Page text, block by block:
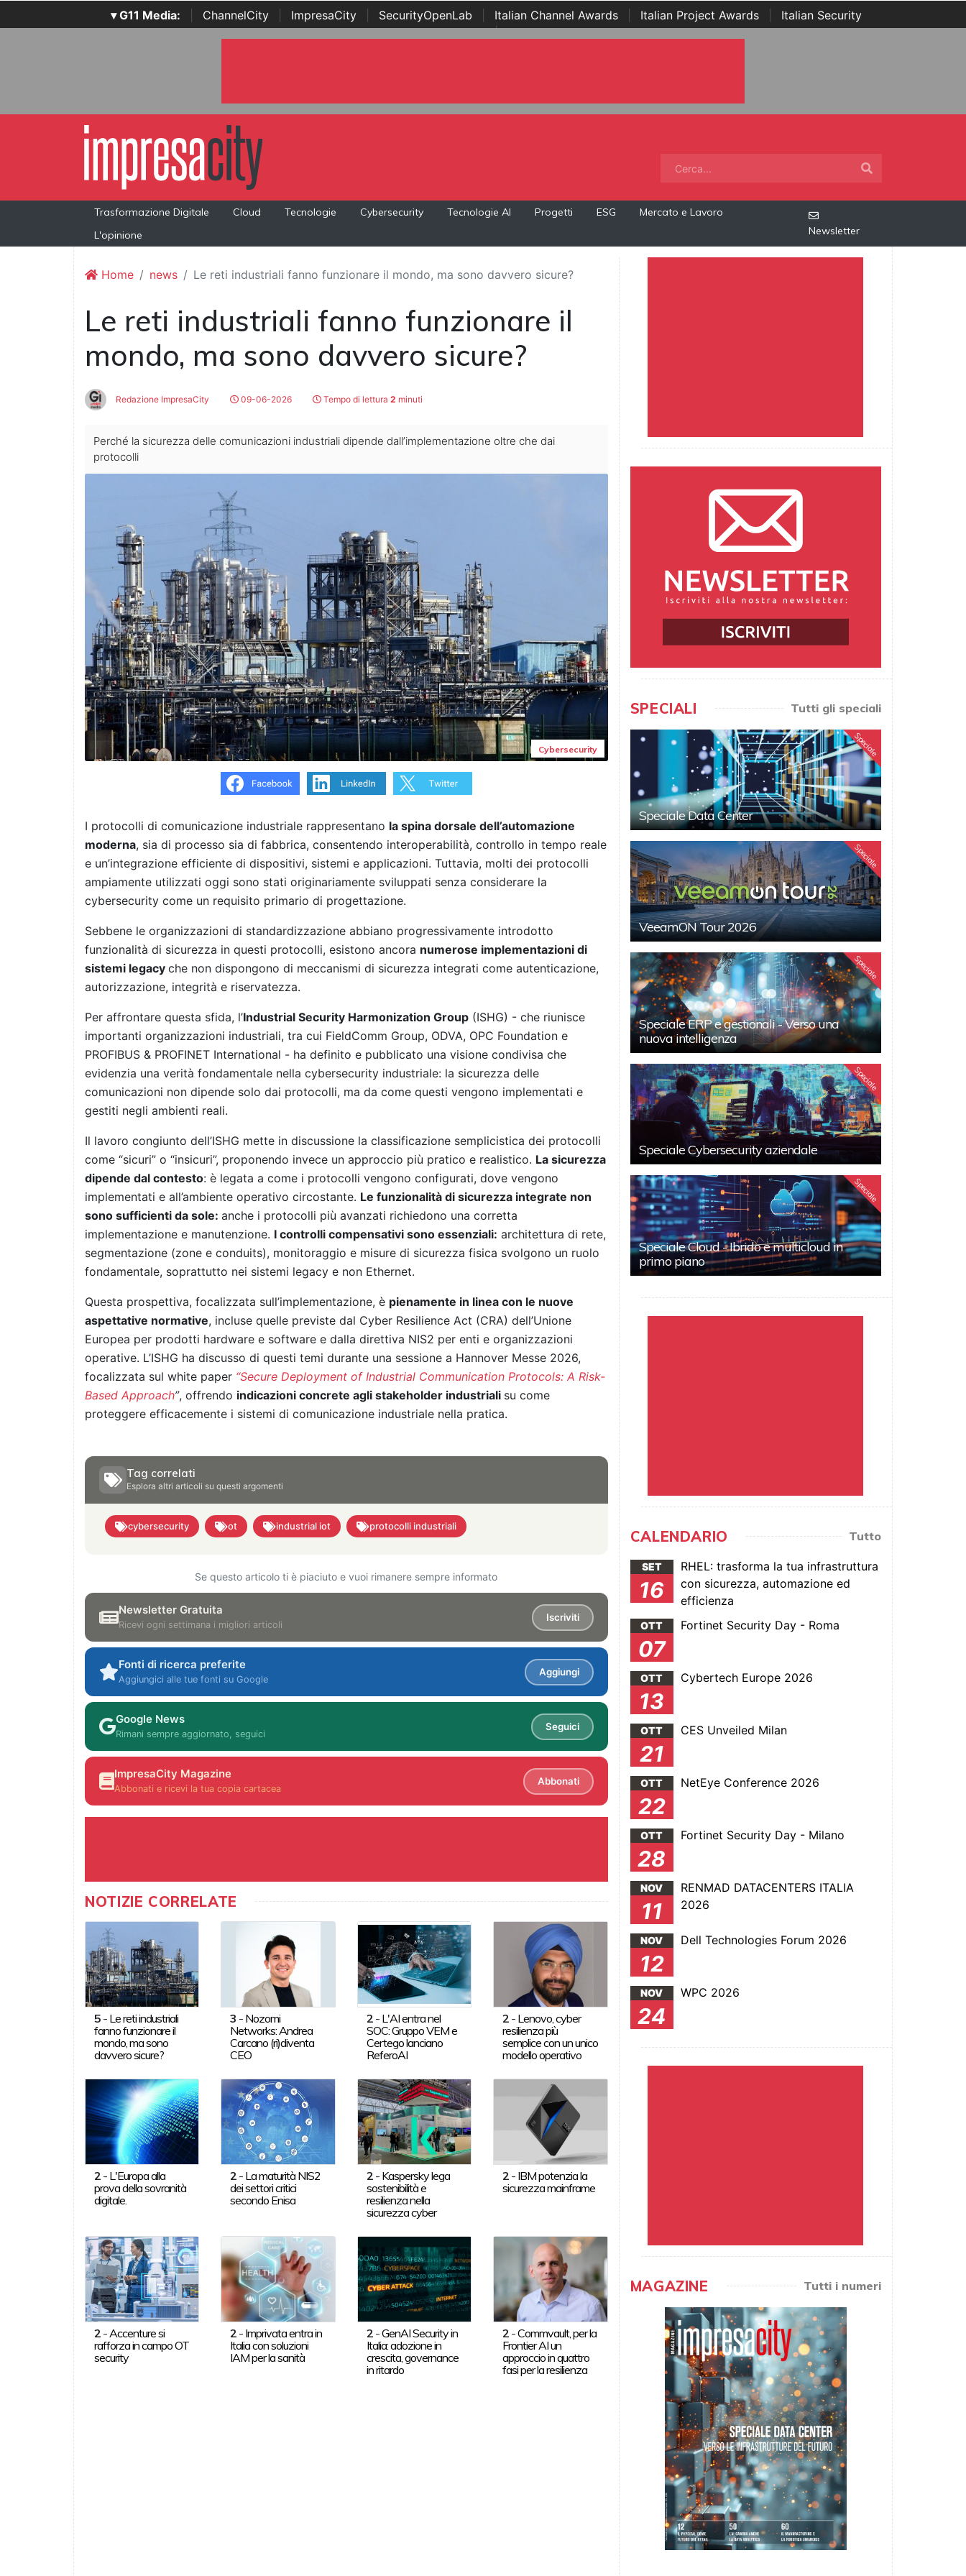
▾ G11 Media: ChannelCity ImpresaCity SecurityOpenLab Italian Channel Awards Italian Project Awards
Italian Security
Awards | ...
Trasformazione Digitale Cloud Tecnologie Cybersecurity Tecnologie AI Progetti ESG
Mercato e Lavoro
L'opinione
Newsletter
Home news Le reti industriali fanno funzionare il mondo, ma sono davvero sicure?
Le reti industriali fanno funzionare il
mondo, ma sono davvero sicure?
Redazione ImpresaCity 09-06-2026 Tempo di lettura 2 minuti
Perché la sicurezza delle comunicazioni industriali dipende dall’implementazione oltre che dai
protocolli
Cybersecurity
I protocolli di comunicazione industriale rappresentano la spina dorsale dell’automazione
moderna, sia di processo sia di fabbrica, consentendo interoperabilità, controllo in tempo reale
e un’integrazione efficiente di dispositivi, sistemi e applicazioni. Tuttavia, molti dei protocolli
ampiamente utilizzati oggi sono stati originariamente sviluppati senza considerare la
cybersecurity come un requisito primario di progettazione.
Sebbene le organizzazioni di standardizzazione abbiano progressivamente introdotto
funzionalità di sicurezza in questi protocolli, esistono ancora numerose implementazioni di
sistemi legacy che non dispongono di meccanismi di sicurezza integrati come autenticazione,
autorizzazione, integrità e riservatezza.
Per affrontare questa sfida, l’Industrial Security Harmonization Group (ISHG) - che riunisce
importanti organizzazioni industriali, tra cui FieldComm Group, ODVA, OPC Foundation e
PROFIBUS & PROFINET International - ha definito e pubblicato una visione condivisa che
evidenzia una verità fondamentale nella cybersecurity industriale: la sicurezza delle
comunicazioni non dipende solo dai protocolli, ma da come questi vengono implementati e
gestiti negli ambienti reali.
Il lavoro congiunto dell’ISHG mette in discussione la classificazione semplicistica dei protocolli
come “sicuri” o “insicuri”, proponendo invece un approccio più pratico e realistico. La sicurezza
dipende dal contesto: è legata a come i protocolli vengono configurati, dove vengono
implementati e all’ambiente operativo circostante. Le funzionalità di sicurezza integrate non
sono sufficienti da sole: anche i protocolli più avanzati richiedono una corretta
implementazione e manutenzione. I controlli compensativi sono essenziali: architettura di rete,
segmentazione (zone e conduits), monitoraggio e misure di sicurezza fisica svolgono un ruolo
fondamentale, soprattutto nei sistemi legacy e non Ethernet.
Questa prospettiva, focalizzata sull’implementazione, è pienamente in linea con le nuove
aspettative normative, incluse quelle previste dal Cyber Resilience Act (CRA) dell’Unione
Europea per prodotti hardware e software e dalla direttiva NIS2 per enti e organizzazioni
operative. L’ISHG ha discusso di questi temi durante una sessione a Hannover Messe 2026,
focalizzata sul white paper “Secure Deployment of Industrial Communication Protocols: A Risk-
Based Approach”, offrendo indicazioni concrete agli stakeholder industriali su come
proteggere efficacemente i sistemi di comunicazione industriale nella pratica.
Tag correlati
Esplora altri articoli su questi argomenti
cybersecurity ot industrial iot protocolli industriali
Se questo articolo ti è piaciuto e vuoi rimanere sempre informato
Newsletter Gratuita
Ricevi ogni settimana i migliori articoli
Iscriviti
Fonti di ricerca preferite
Aggiungici alle tue fonti su Google
Aggiungi
Google News
Rimani sempre aggiornato, seguici
Seguici
ImpresaCity Magazine
Abbonati e ricevi la tua copia cartacea
Abbonati
NOTIZIE CORRELATE
5- Le reti industriali
fanno funzionare il
mondo, ma sono
davvero sicure?
3 - Nozomi
Networks: Andrea
Carcano (ri)diventa
CEO
2- L'AI entra nel
SOC: Gruppo VEM e
Certego lanciano
ReferoAI
2 - Lenovo, cyber
resilienza più
semplice con un unico
modello operativo
2- L'Europa alla
prova della sovranità
digitale.
2 - La maturità NIS2
dei settori critici
secondo Enisa
2- Kaspersky lega
sostenibilità e
resilienza nella
sicurezza cyber
2 - IBM potenzia la
sicurezza mainframe
2- Accenture si
rafforza in campo OT
security
2 - Imprivata entra in
Italia con soluzioni
IAM per la sanità
2-GenAI Security in
Italia: adozione in
crescita, governance
in ritardo
2 -Commvault, per la
Frontier AI un
approccio in quattro
fasi per la resilienza
SPECIALI Tutti gli speciali
Speciale
Speciale Data Center
Speciale
VeeamON Tour 2026
Speciale
Speciale ERP e gestionali - Verso una
nuova intelligenza
Speciale
Speciale Cybersecurity aziendale
Speciale
Speciale Cloud - Ibrido e multicloud in
primo piano
CALENDARIO Tutto
SET
16
RHEL: trasforma la tua infrastruttura
con sicurezza, automazione ed
efficienza
OTT
07
Fortinet Security Day - Roma
OTT
13
Cybertech Europe 2026
OTT
21
CES Unveiled Milan
OTT
22
NetEye Conference 2026
OTT
28
Fortinet Security Day - Milano
NOV
11
RENMAD DATACENTERS ITALIA
2026
NOV
12
Dell Technologies Forum 2026
NOV
24
WPC 2026
MAGAZINE Tutti i numeri